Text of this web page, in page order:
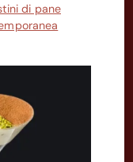
di pane